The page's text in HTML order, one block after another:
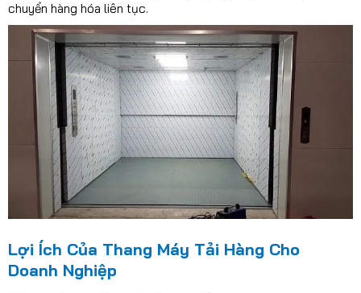
chuyển hàng hóa liên tục.
Lợi Ích Của Thang Máy Tải Hàng Cho
Doanh Nghiệp